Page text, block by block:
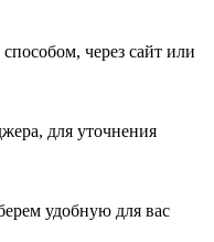
через сайт или
для уточнения
удобную для вас